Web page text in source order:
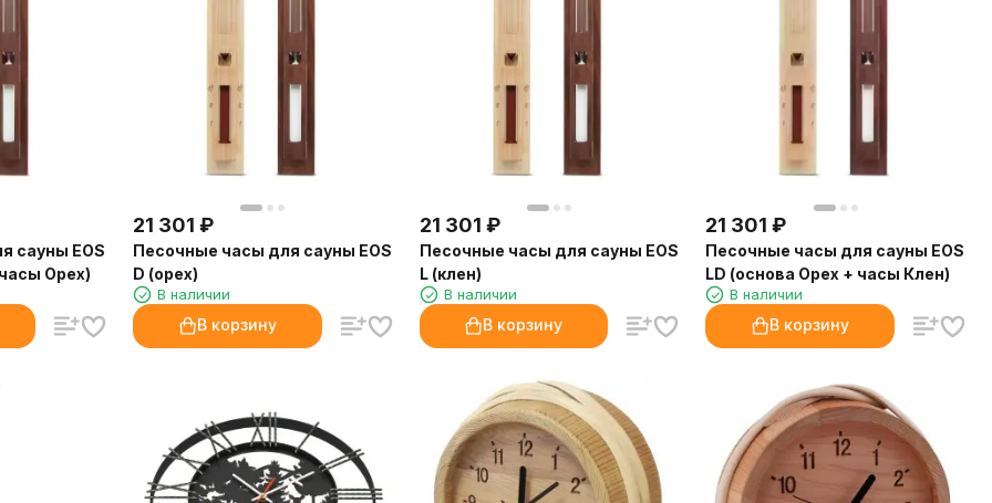
сауны EOS
Орех)
21 301 ₽
Песочные часы для сауны EOS
D (орех)
В наличии
В корзину
21 301 ₽
Песочные часы для сауны EOS
L (клен)
В наличии
В корзину
21 301 ₽
Песочные часы для сауны EOS
LD (основа Орех + часы Клен)
В наличии
В корзину